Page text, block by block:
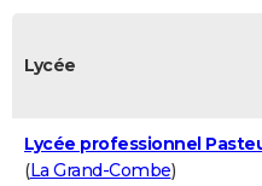
Lycée
Lycée professionnel
(La Grand-Combe)